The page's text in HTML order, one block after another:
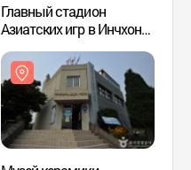
Главный стадион
Азиатских игр в Инчхоне